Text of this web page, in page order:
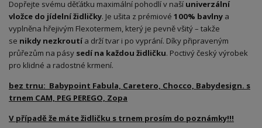
Dopřejte svému děťátku maximální pohodlí v naší univerzální
vložce do jídelní židličky. Je ušita z prémiové 100% bavlny a
vyplněna hřejivým Flexotermem, který je pevně všitý – takže
se nikdy nezkroutía drží tvar i po vyprání. Díky připraveným
průřezům na pásy sedí na každou židličku. Poctivý český výrobek
pro klidné a radostné krmení.
bez trnu: Babypoint Fabula, Caretero, Chocco, Babydesign. s
trnem CAM, PEG PEREGO, Zopa
V případě že máte židličku s trnem prosím do poznámky!!!